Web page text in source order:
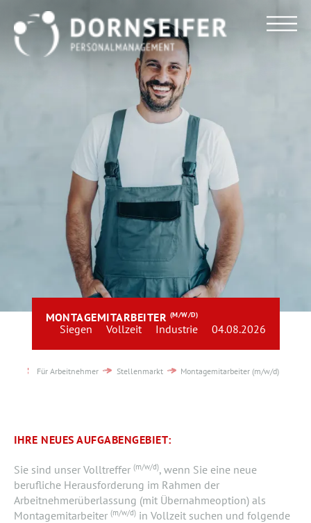
MONTAGEMITARBEITER (M/W/D)
Siegen Vollzeit Industrie 04.08.2026
Für Arbeitnehmer Stellenmarkt Montagemitarbeiter (m/w/d)
IHRE NEUES AUFGABENGEBIET:
Sie sind unser Volltreffer (m/w/d), wenn Sie eine neue
berufliche Herausforderung im Rahmen der
Arbeitnehmerüberlassung (mit Übernahmeoption) als
Montagemitarbeiter (m/w/d) in Vollzeit suchen und folgende
Für Arbeitnehmer
Für Unternehmen
Dornseifer DNA
Referenzen
Stellenmarkt
Blog
Team